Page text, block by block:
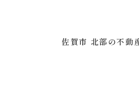
佐賀市 北部の不動